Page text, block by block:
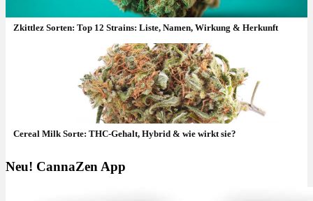
Zkittlez Sorten: Top 12 Strains: Liste, Namen, Wirkung & Herkunft
Cereal Milk Sorte: THC-Gehalt, Hybrid & wie wirkt sie?
Neu! CannaZen App